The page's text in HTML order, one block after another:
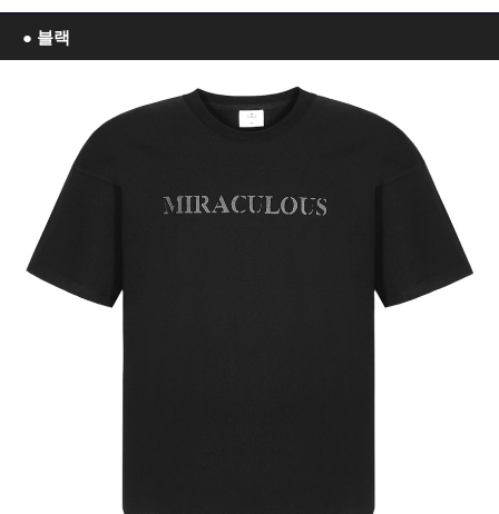
이코 라이프 하
● 블랙